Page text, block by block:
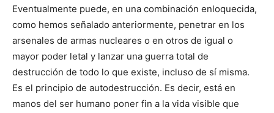
Eventualmente puede, en una combinación enloquecida,
como hemos señalado anteriormente, penetrar en los
arsenales de armas nucleares o en otros de igual o
mayor poder letal y lanzar una guerra total de
destrucción de todo lo que existe, incluso de sí misma.
Es el principio de autodestrucción. Es decir, está en
manos del ser humano poner fin a la vida visible que